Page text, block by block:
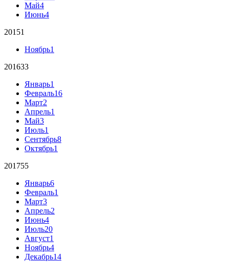
Май4
Июнь4
20151
Ноябрь1
201633
Январь1
Февраль16
Март2
Апрель1
Май3
Июль1
Сентябрь8
Октябрь1
201755
Январь6
Февраль1
Март3
Апрель2
Июнь4
Июль20
Август1
Ноябрь4
Декабрь14